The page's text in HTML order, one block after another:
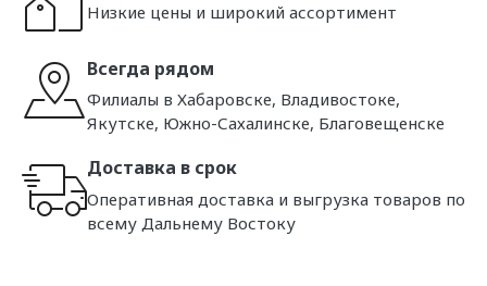
Низкие цены и широкий ассортимент
Всегда рядом
Филиалы в Хабаровске, Владивостоке,
Якутске, Южно-Сахалинске, Благовещенске
Доставка в срок
Оперативная доставка и выгрузка товаров по
всему Дальнему Востоку